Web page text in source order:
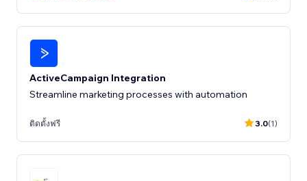
ActiveCampaign Integration
Streamline marketing processes with automation
ติดตั้งฟรี 3.0(1)